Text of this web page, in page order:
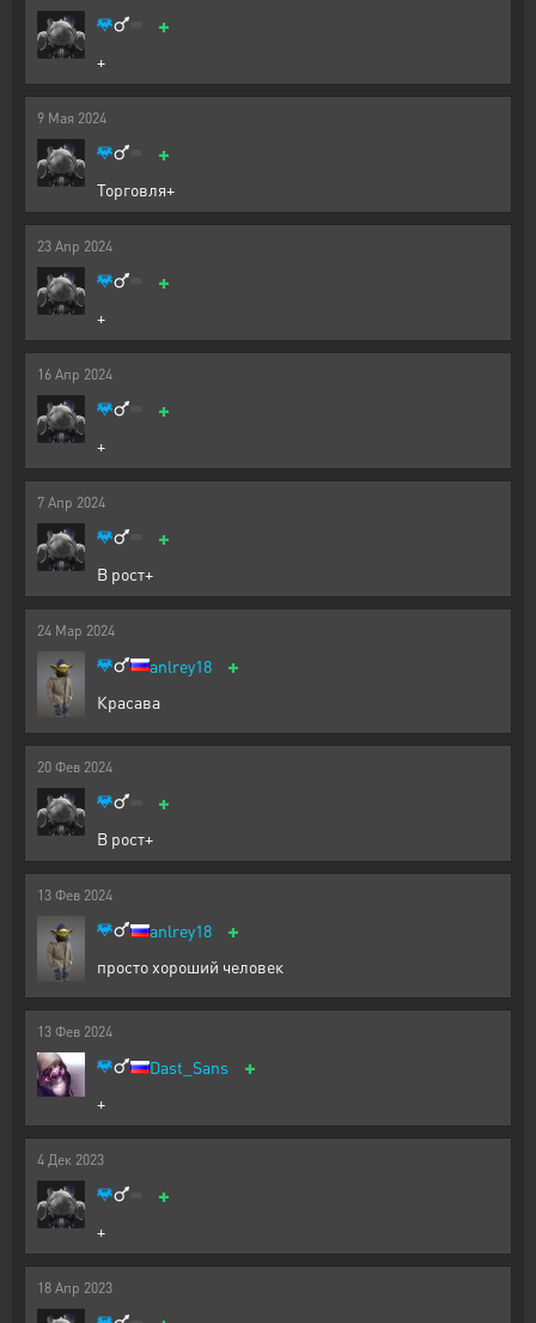
+
+
9 Мая 2024
+
Торговля+
23 Апр 2024
+
+
16 Апр 2024
+
+
7 Апр 2024
+
В рост+
24 Мар 2024
anlrey18 +
Красава
20 Фев 2024
+
В рост+
13 Фев 2024
anlrey18 +
просто хороший человек
13 Фев 2024
Dast_Sans +
+
4 Дек 2023
+
+
18 Апр 2023